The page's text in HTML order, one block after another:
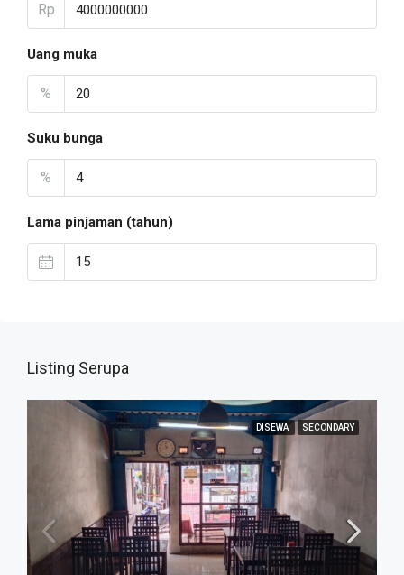
Rp
Uang muka
%
Suku bunga
%
Lama pinjaman (tahun)
Listing Serupa
DISEWA SECONDARY